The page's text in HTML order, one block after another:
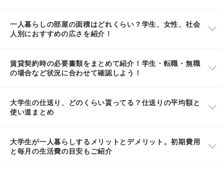
一人暮らしの部屋の面積はどれくらい？学生、女性、社会
人別におすすめの広さを紹介！
賃貸契約時の必要書類をまとめて紹介！学生・転職・無職
の場合など状況に合わせて確認しよう！
大学生の仕送り、どのくらい貰ってる？仕送りの平均額と
使い道まとめ
大学生が一人暮らしするメリットとデメリット。初期費用
と毎月の生活費の目安もご紹介